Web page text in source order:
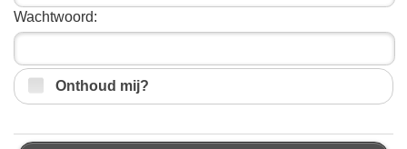
Wachtwoord:
Onthoud mij?